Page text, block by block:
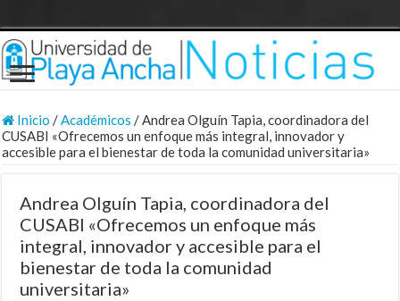
Inicio /Académicos /Andrea Olguín Tapia, coordinadora del
CUSABI «Ofrecemos un enfoque más integral, innovador y
accesible para el bienestar de toda la comunidad universitaria»
Andrea Olguín Tapia, coordinadora del
CUSABI «Ofrecemos un enfoque más
integral, innovador y accesible para el
bienestar de toda la comunidad
universitaria»